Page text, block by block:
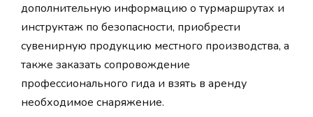
дополнительную информацию о турмаршрутах и
инструктаж по безопасности, приобрести
сувенирную продукцию местного производства, а
также заказать сопровождение
профессионального гида и взять в аренду
необходимое снаряжение.